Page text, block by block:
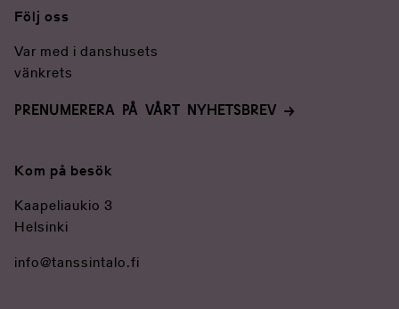
För medier
Följ oss
Var med i danshusets
vänkrets
PRENUMERERA PÅ VÅRT NYHETSBREV
Kom på besök
Kaapeliaukio 3
Helsinki
info@tanssintalo.fi